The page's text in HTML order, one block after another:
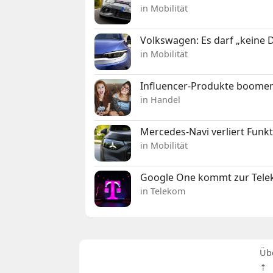
in Mobilität
Volkswagen: Es darf „keine
in Mobilität
Influencer-Produkte
in Handel
Mercedes-Navi verliert
in Mobilität
Google One kommt zur
in Telekom
⇡